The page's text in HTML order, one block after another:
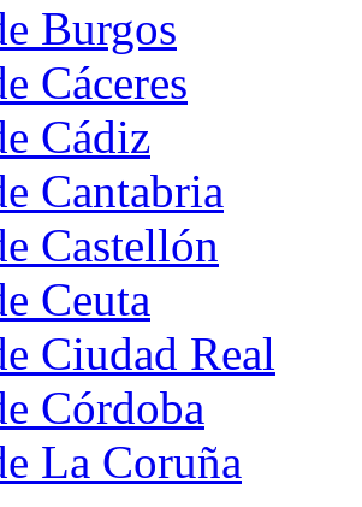
Burgos
Cáceres
Cádiz
Cantabria
Castellón
Ceuta
Ciudad Real
Córdoba
La Coruña